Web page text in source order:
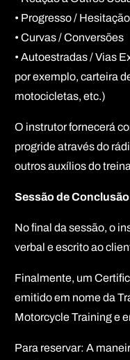
• Progresso / Hesitação
• Curvas / Conversões
• Autoestradas / Vias
por exemplo, carteira
motocicletas, etc.)
O instrutor fornecerá
progride através do
outros auxílios do
Sessão de Conclusão
No final da sessão, o
verbal e escrito ao
Finalmente, um
emitido em nome da
Motorcycle Training e
Para reservar: A